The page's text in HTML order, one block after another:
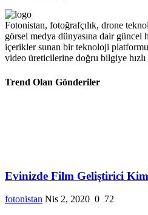
Fotonistan, fotoğrafçılık, drone
görsel medya dünyasına dair güncel
içerikler sunan bir teknoloji
video üreticilerine doğru bilgiye
Trend Olan Gönderiler
Evinizde Film Geliştirici
fotonistan Nis 2, 2020 0 72